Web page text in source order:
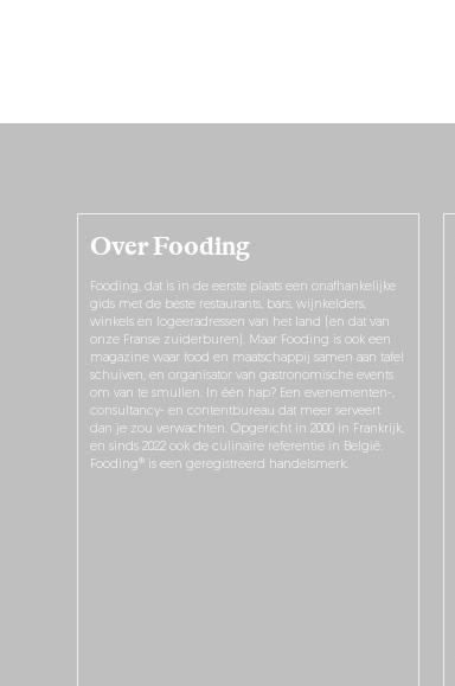
Over Fooding
Fooding, dat is in de eerste plaats een onafhankelijke
gids met de beste restaurants, bars, wijnkelders,
winkels en logeeradressen van het land (en dat van
onze Franse zuiderburen). Maar Fooding is ook een
magazine waar food en maatschappij samen aan tafel
schuiven, en organisator van gastronomische events
om van te smullen. In één hap? Een evenementen-,
consultancy- en contentbureau dat meer serveert
dan je zou verwachten. Opgericht in 2000 in Frankrijk,
en sinds 2022 ook de culinaire referentie in België.
Fooding® is een geregistreerd handelsmerk.